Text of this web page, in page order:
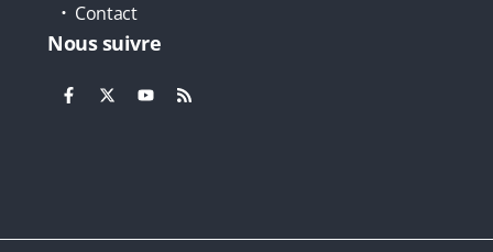
Contact
Nous suivre